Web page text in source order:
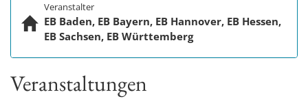
Veranstalter
EB Baden, EB Bayern, EB Hannover, EB Hessen,
EB Sachsen, EB Württemberg
Veranstaltungen